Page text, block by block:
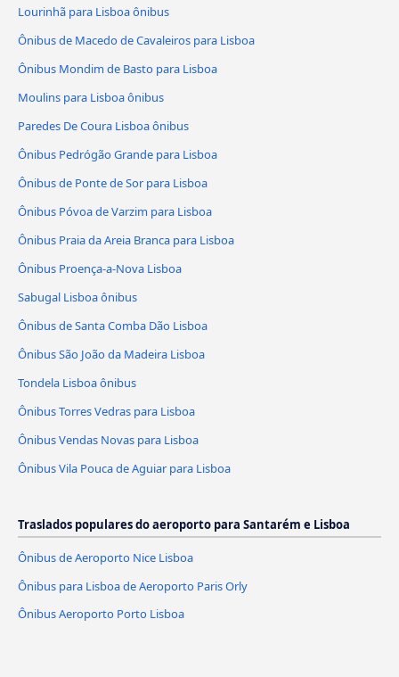
Lourinhã para Lisboa ônibus
Ônibus de Macedo de Cavaleiros para Lisboa
Ônibus Mondim de Basto para Lisboa
Moulins para Lisboa ônibus
Paredes De Coura Lisboa ônibus
Ônibus Pedrógão Grande para Lisboa
Ônibus de Ponte de Sor para Lisboa
Ônibus Póvoa de Varzim para Lisboa
Ônibus Praia da Areia Branca para Lisboa
Ônibus Proença-a-Nova Lisboa
Sabugal Lisboa ônibus
Ônibus de Santa Comba Dão Lisboa
Ônibus São João da Madeira Lisboa
Tondela Lisboa ônibus
Ônibus Torres Vedras para Lisboa
Ônibus Vendas Novas para Lisboa
Ônibus Vila Pouca de Aguiar para Lisboa
Traslados populares do aeroporto para Santarém e Lisboa
Ônibus de Aeroporto Nice Lisboa
Ônibus para Lisboa de Aeroporto Paris Orly
Ônibus Aeroporto Porto Lisboa